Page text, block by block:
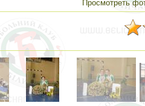
Просмотреть